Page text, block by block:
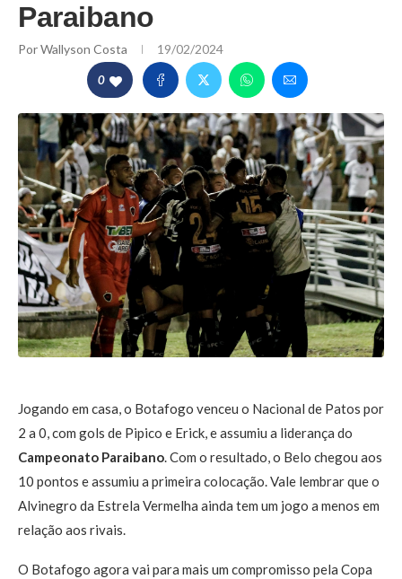
Paraibano
PorWallyson Costa 19/02/2024
0
Jogando em casa, o Botafogo venceu o Nacional de Patos por
2 a 0, com gols de Pipico e Erick, e assumiu a liderança do
Campeonato Paraibano. Com o resultado, o Belo chegou aos
10 pontos e assumiu a primeira colocação. Vale lembrar que o
Alvinegro da Estrela Vermelha ainda tem um jogo a menos em
relação aos rivais.
O Botafogo agora vai para mais um compromisso pela Copa